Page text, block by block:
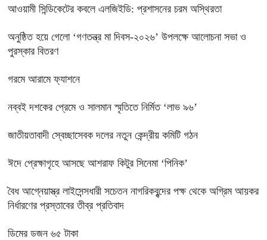
‎আওয়ামী সিন্ডিকেটের কবলে এলজিইডি: প্রশাসনের চরম অস্থিরতা
অনুষ্ঠিত হয়ে গেলো ‘গণতন্ত্র মা দিবস-২০২৬’ উপলক্ষে আলোচনা সভা ও
পুরস্কার বিতরণ
গরমে আরামে ফ্যাশনে
নব্বই দশকের প্রেমে ও সালমান স্মৃতিতে নির্মিত ‘লাভ ৯৬’
জাতীয়তাবাদী স্বেচ্ছাসেবক দলের নতুন কেন্দ্রীয় কমিটি গঠন
ঈদে প্রেক্ষাগৃহে আসছে আশরাফ কিটুর সিনেমা ‘পিনিক’
বৈধ আগ্নেয়াস্ত্র লাইসেন্সধারী সচেতন নাগরিকবৃন্দের পক্ষ থেকে অগ্রিম আয়কর
নির্ধারণের প্রস্তাবের তীব্র প্রতিবাদ
ডিমের ডজন ৬৫ টাকা